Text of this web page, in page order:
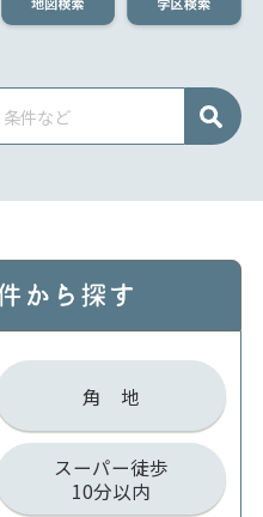
角 地
スーパー徒歩
10分以内